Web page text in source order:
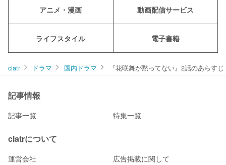
アニメ・漫画 動画配信サービス
ライフスタイル 電子書籍
ciatr ドラマ 国内ドラマ 『花咲舞が黙ってない』2話のあらす
記事情報
記事一覧 特集一覧
ciatrについて
運営会社 広告掲載に関して